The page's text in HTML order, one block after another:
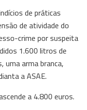
de práticas
de atividade do
crime por suspeita
1.600 litros de
arma branca,
a ASAE.
a 4.800 euros.